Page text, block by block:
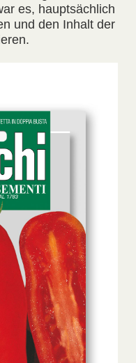
es, hauptsächlich
und den Inhalt der